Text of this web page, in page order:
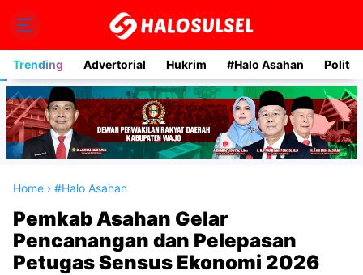
Trending Advertorial Hukrim #Halo Asahan Politik
Home › #Halo Asahan
Pemkab Asahan Gelar
Pencanangan dan Pelepasan
Petugas Sensus Ekonomi 2026